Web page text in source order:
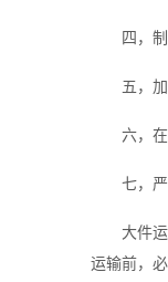
四，
五，
六，
七，
大件
运输前，